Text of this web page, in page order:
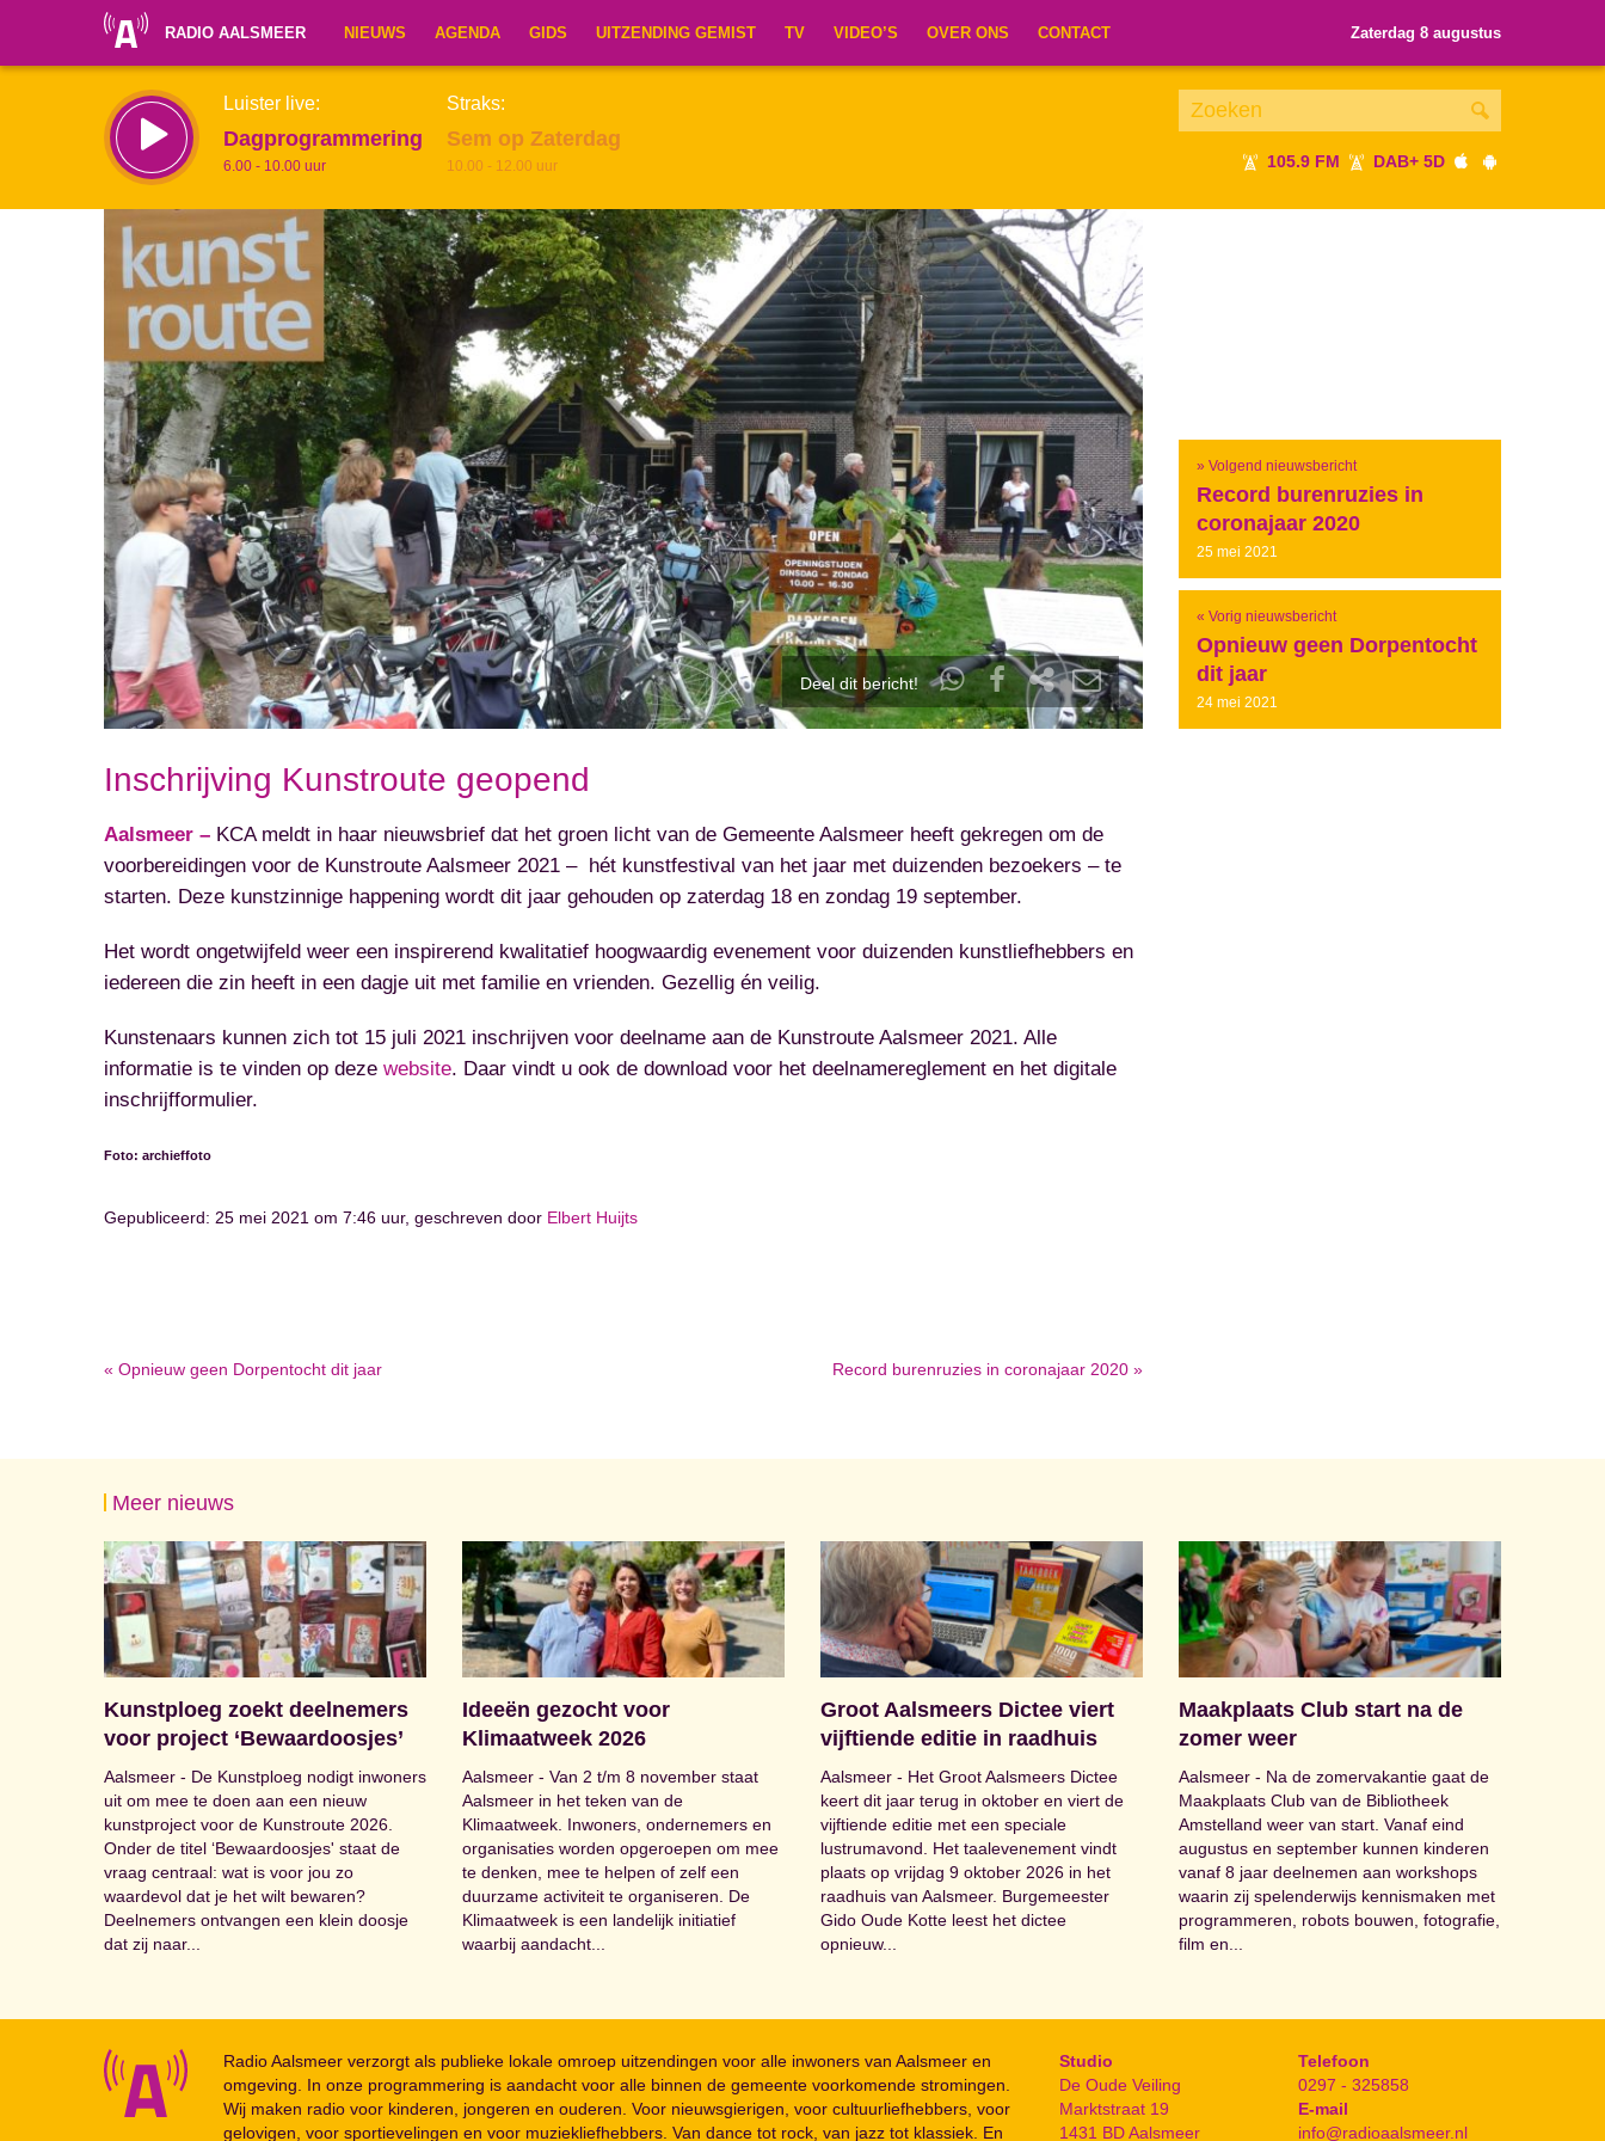
RADIO AALSMEER NIEUWS AGENDA GIDS UITZENDING GEMIST TV VIDEO’S OVER ONS CONTACT Zaterdag 8 augustus
Luister live:
Dagprogrammering
6.00 - 10.00 uur
Straks:
Sem op Zaterdag
10.00 - 12.00 uur 105.9 FM DAB+ 5D
Inklappen
Deel dit bericht!
« Vorig nieuwsbericht
Opnieuw geen Dorpentocht
dit jaar
24 mei 2021
» Volgend nieuwsbericht
Record burenruzies in
coronajaar 2020
25 mei 2021
Inschrijving Kunstroute geopend
Aalsmeer – KCA meldt in haar nieuwsbrief dat het groen licht van de Gemeente Aalsmeer heeft gekregen om de
voorbereidingen voor de Kunstroute Aalsmeer 2021 – hét kunstfestival van het jaar met duizenden bezoekers – te
starten. Deze kunstzinnige happening wordt dit jaar gehouden op zaterdag 18 en zondag 19 september.
Het wordt ongetwijfeld weer een inspirerend kwalitatief hoogwaardig evenement voor duizenden kunstliefhebbers en
iedereen die zin heeft in een dagje uit met familie en vrienden. Gezellig én veilig.
Kunstenaars kunnen zich tot 15 juli 2021 inschrijven voor deelname aan de Kunstroute Aalsmeer 2021. Alle
informatie is te vinden op deze website. Daar vindt u ook de download voor het deelnamereglement en het digitale
inschrijfformulier.
Foto: archieffoto
Gepubliceerd: 25 mei 2021 om 7:46 uur, geschreven door Elbert Huijts
« Opnieuw geen Dorpentocht dit jaar Record burenruzies in coronajaar 2020 »
Meer nieuws
Kunstploeg zoekt deelnemers
voor project ‘Bewaardoosjes’
Aalsmeer - De Kunstploeg nodigt inwoners
uit om mee te doen aan een nieuw
kunstproject voor de Kunstroute 2026.
Onder de titel ‘Bewaardoosjes' staat de
vraag centraal: wat is voor jou zo
waardevol dat je het wilt bewaren?
Deelnemers ontvangen een klein doosje
dat zij naar...
Ideeën gezocht voor
Klimaatweek 2026
Aalsmeer - Van 2 t/m 8 november staat
Aalsmeer in het teken van de
Klimaatweek. Inwoners, ondernemers en
organisaties worden opgeroepen om mee
te denken, mee te helpen of zelf een
duurzame activiteit te organiseren. De
Klimaatweek is een landelijk initiatief
waarbij aandacht...
Groot Aalsmeers Dictee viert
vijftiende editie in raadhuis
Aalsmeer - Het Groot Aalsmeers Dictee
keert dit jaar terug in oktober en viert de
vijftiende editie met een speciale
lustrumavond. Het taalevenement vindt
plaats op vrijdag 9 oktober 2026 in het
raadhuis van Aalsmeer. Burgemeester
Gido Oude Kotte leest het dictee
opnieuw...
Maakplaats Club start na de
zomer weer
Aalsmeer - Na de zomervakantie gaat de
Maakplaats Club van de Bibliotheek
Amstelland weer van start. Vanaf eind
augustus en september kunnen kinderen
vanaf 8 jaar deelnemen aan workshops
waarin zij spelenderwijs kennismaken met
programmeren, robots bouwen, fotografie,
film en...
Radio Aalsmeer verzorgt als publieke lokale omroep uitzendingen voor alle inwoners van Aalsmeer en
omgeving. In onze programmering is aandacht voor alle binnen de gemeente voorkomende stromingen.
Wij maken radio voor kinderen, jongeren en ouderen. Voor nieuwsgierigen, voor cultuurliefhebbers, voor
gelovigen, voor sportievelingen en voor muziekliefhebbers. Van dance tot rock, van jazz tot klassiek. En
Studio
De Oude Veiling
Marktstraat 19
1431 BD Aalsmeer
Telefoon
0297 - 325858
E-mail
info@radioaalsmeer.nl